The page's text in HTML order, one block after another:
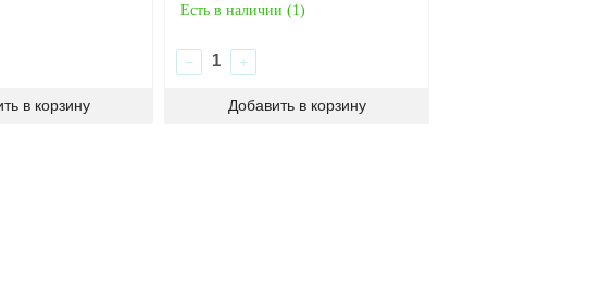
Есть в наличии (1)
− +